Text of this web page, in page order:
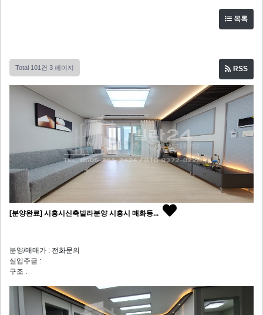
목록
Total 101건 3 페이지 RSS
[분양완료] 시흥시신축빌라분양 시흥시 매화동...
분양/매매가 : 전화문의
실입주금 :
구조 :